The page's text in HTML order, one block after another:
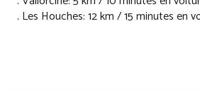
. Les Houches: 12 km / 15 minutes en